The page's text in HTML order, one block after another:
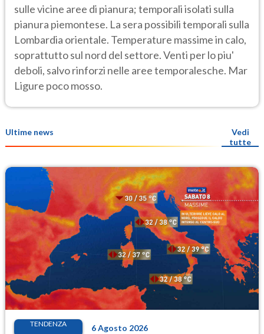
sulle vicine aree di pianura; temporali isolati sulla
pianura piemontese. La sera possibili temporali sulla
Lombardia orientale. Temperature massime in calo,
soprattutto sul nord del settore. Venti per lo piu'
deboli, salvo rinforzi nelle aree temporalesche. Mar
Ligure poco mosso.
Ultime news
Vedi
tutte
TENDENZA 6 Agosto 2026